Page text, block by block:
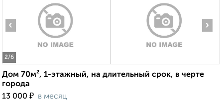
2/6
‹ ›
Дом 70м², 1-этажный, на длительный срок, в черте
города
13 000 ₽ в месяц